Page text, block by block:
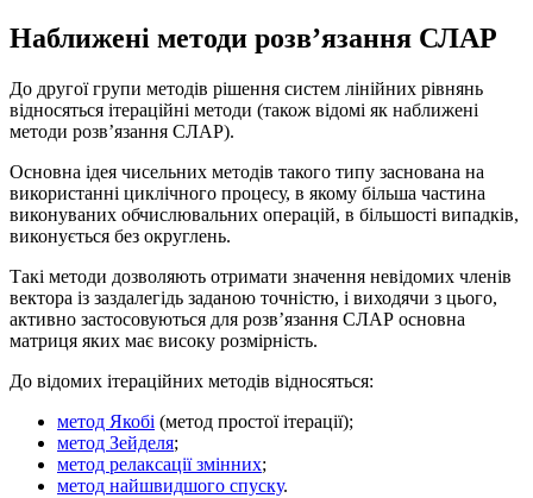
Наближені методи розв’язання СЛАР
До другої групи методів рішення систем лінійних рівнянь
відносяться ітераційні методи (також відомі як наближені
методи розв’язання СЛАР).
Основна ідея чисельних методів такого типу заснована на
використанні циклічного процесу, в якому більша частина
виконуваних обчислювальних операцій, в більшості випадків,
виконується без округлень.
Такі методи дозволяють отримати значення невідомих членів
вектора із заздалегідь заданою точністю, і виходячи з цього,
активно застосовуються для розв’язання СЛАР основна
матриця яких має високу розмірність.
До відомих ітераційних методів відносяться:
метод Якобі (метод простої ітерації);
метод Зейделя;
метод релаксації змінних;
метод найшвидшого спуску.